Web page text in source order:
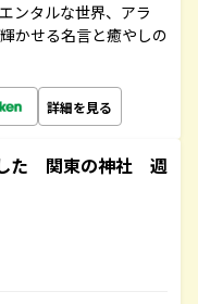
ンタルな世界、アラ
かせる名言と癒やしの
詳細を見る
た 関東の神社 週